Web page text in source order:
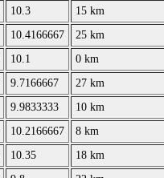
10.3
15 km
10.4166667
25 km
10.1
0 km
9.7166667
27 km
9.9833333
10 km
10.2166667
8 km
10.35
18 km